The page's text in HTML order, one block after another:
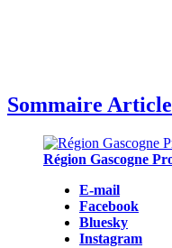
Sommaire
Région Gascogne
E-mail
Facebook
Bluesky
Instagram